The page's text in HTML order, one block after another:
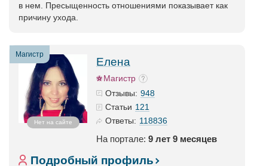
в нем. Пресыщенность отношениями показывает как
причину ухода.
Магистр
Нет на сайте
Елена
Магистр
Отзывы: 948
Статьи 121
Ответы: 118836
На портале: 9 лет 9 месяцев
Подробный профиль